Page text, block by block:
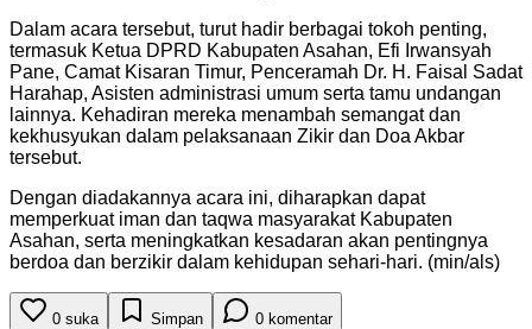
Dalam acara tersebut, turut hadir berbagai tokoh penting,
termasuk Ketua DPRD Kabupaten Asahan, Efi Irwansyah
Pane, Camat Kisaran Timur, Penceramah Dr. H. Faisal Sadat
Harahap, Asisten administrasi umum serta tamu undangan
lainnya. Kehadiran mereka menambah semangat dan
kekhusyukan dalam pelaksanaan Zikir dan Doa Akbar
tersebut.
Dengan diadakannya acara ini, diharapkan dapat
memperkuat iman dan taqwa masyarakat Kabupaten
Asahan, serta meningkatkan kesadaran akan pentingnya
berdoa dan berzikir dalam kehidupan sehari-hari. (min/als)
0 suka Simpan 0 komentar